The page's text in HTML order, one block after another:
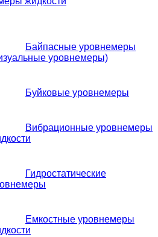
Байпасные уровнемеры
уровнемеры)
Буйковые уровнемеры
Вибрационные уровнемеры
Гидростатические
Емкостные уровнемеры